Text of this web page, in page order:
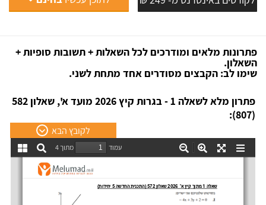
פתרונות מלאים ומודרכים לכל השאלות + תשובות סופיות +
השאלון.
שימו לב: הקבצים מסודרים אחד מתחת לשני.
פתרון מלא לשאלה 1 - בגרות קיץ 2026 מועד א', שאלון 582
(807):
לקובץ הבא